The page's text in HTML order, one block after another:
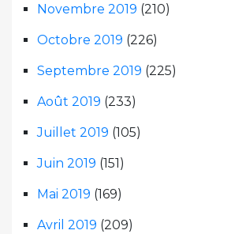
Novembre 2019 (210)
Octobre 2019 (226)
Septembre 2019 (225)
Août 2019 (233)
Juillet 2019 (105)
Juin 2019 (151)
Mai 2019 (169)
Avril 2019 (209)